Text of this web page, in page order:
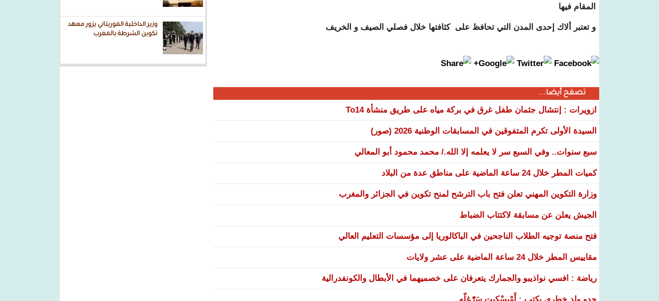
وزير الداخلية الموريتاني يزور معهد
تكوين الشرطة بالمغرب
المقام فيها
و تعتبر ألاك إحدى المدن التي تحافظ على كثافتها خلال فصلي الصيف و الخريف
تصفح أيضا...
ازويرات : إنتشال جثمان طفل غرق في بركة مياه على طريق منشأة To14
السيدة الأولى تكرم المتفوقين في المسابقات الوطنية 2026 (صور)
سبع سنوات.. وفي السبع سر لا يعلمه إلا الله./ محمد محمود أبو المعالي
كميات المطر خلال 24 ساعة الماضية على مناطق عدة من البلاد
وزارة التكوين المهني تعلن فتح باب الترشح لمنح تكوين في الجزائر والمغرب
الجيش يعلن عن مسابقة لاكتتاب الضباط
فتح منصة توجيه الطلاب الناجحين في الباكالوريا إلى مؤسسات التعليم العالي
مقاييس المطر خلال 24 ساعة الماضية على عشر ولايات
رياضة : افسي نواذيبو والجمارك يتعرفان على خصميهما في الأبطال والكونفدرالية
جدو ولد خطري يكتب : أَمْبسْكِيت سَرّْغلّه